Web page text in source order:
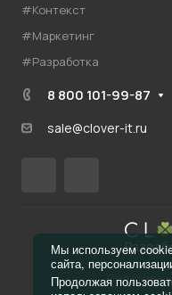
#Контекст
#Маркетинг
#Разработка
8 800 101-99-87
sale@clover-it.ru
Политика
Мы используем
сайта,
Продолжая